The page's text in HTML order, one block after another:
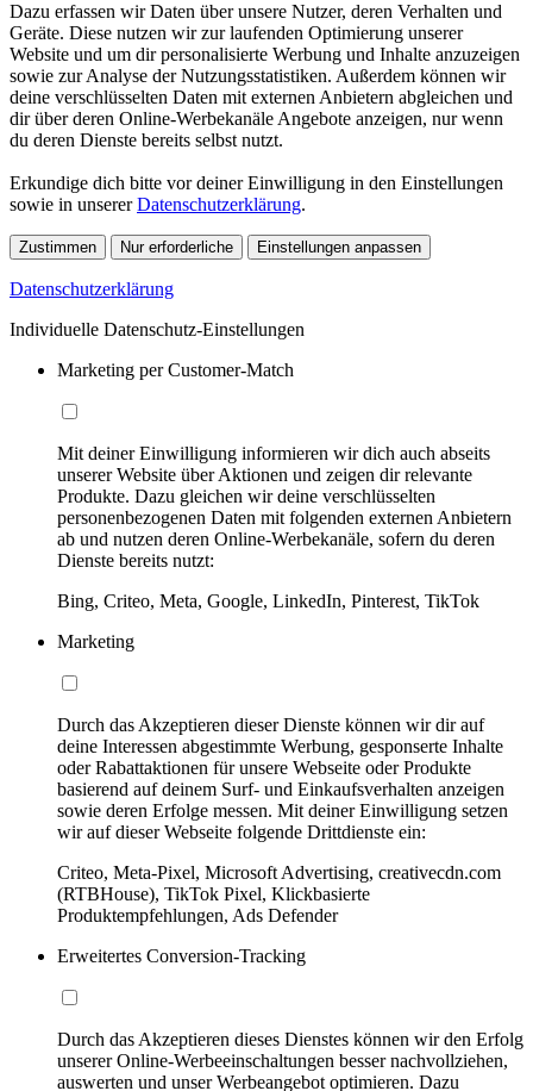
Dazu erfassen wir Daten über unsere Nutzer, deren Verhalten und
Geräte. Diese nutzen wir zur laufenden Optimierung unserer
Website und um dir personalisierte Werbung und Inhalte anzuzeigen
sowie zur Analyse der Nutzungsstatistiken. Außerdem können wir
deine verschlüsselten Daten mit externen Anbietern abgleichen und
dir über deren Online-Werbekanäle Angebote anzeigen, nur wenn
du deren Dienste bereits selbst nutzt.
Erkundige dich bitte vor deiner Einwilligung in den Einstellungen
sowie in unsererDatenschutzerklärung.
Zustimmen Nur erforderliche Einstellungen anpassen
Datenschutzerklärung
Individuelle Datenschutz-Einstellungen
Marketing per Customer-Match
Mit deiner Einwilligung informieren wir dich auch abseits
unserer Website über Aktionen und zeigen dir relevante
Produkte. Dazu gleichen wir deine verschlüsselten
personenbezogenen Daten mit folgenden externen Anbietern
ab und nutzen deren Online-Werbekanäle, sofern du deren
Dienste bereits nutzt:
Bing, Criteo, Meta, Google, LinkedIn, Pinterest, TikTok
Marketing
Durch das Akzeptieren dieser Dienste können wir dir auf
deine Interessen abgestimmte Werbung, gesponserte Inhalte
oder Rabattaktionen für unsere Webseite oder Produkte
basierend auf deinem Surf- und Einkaufsverhalten anzeigen
sowie deren Erfolge messen. Mit deiner Einwilligung setzen
wir auf dieser Webseite folgende Drittdienste ein:
Criteo, Meta-Pixel, Microsoft Advertising, creativecdn.com
(RTBHouse), TikTok Pixel, Klickbasierte
Produktempfehlungen, Ads Defender
Erweitertes Conversion-Tracking
Durch das Akzeptieren dieses Dienstes können wir den Erfolg
unserer Online-Werbeeinschaltungen besser nachvollziehen,
auswerten und unser Werbeangebot optimieren. Dazu